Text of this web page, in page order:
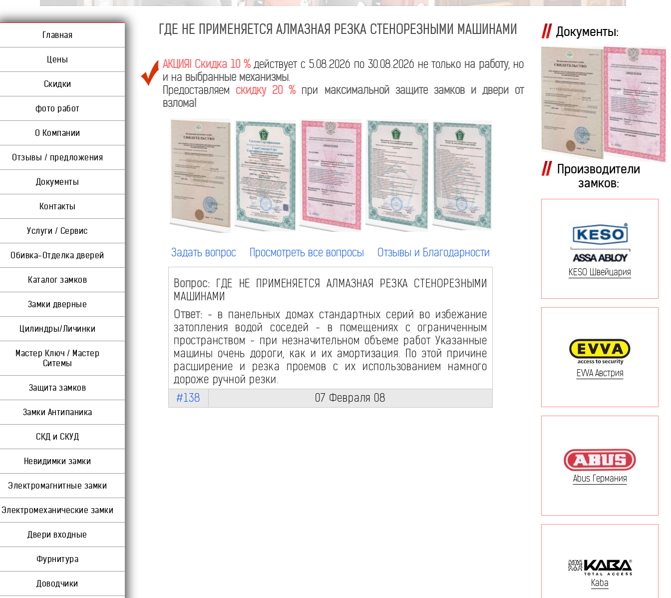
Главная
Цены
Скидки
фото работ
О Компании
Отзывы / предложения
Документы
Контакты
Услуги / Сервис
Обивка-Отделка дверей
Каталог замков
Замки дверные
Цилиндры/Личинки
Мастер Ключ / Мастер
Ситемы
Защита замков
Замки Антипаника
СКД и СКУД
Невидимки замки
Электромагнитные замки
Электромеханические замки
Двери входные
Фурнитура
Доводчики
ГДЕ НЕ ПРИМЕНЯЕТСЯ АЛМАЗНАЯ РЕЗКА СТЕНОРЕЗНЫМИ МАШИНАМИ
АКЦИЯ! Скидка 10 %действует с 5.08.2026 по 30.08.2026 не только на работу, но
и на выбранные механизмы.
Предоставляем скидку 20 % при максимальной защите замков и двери от
взлома!
Задать вопрос Просмотреть все вопросы Отзывы и Благодарности
Вопрос: ГДЕ НЕ ПРИМЕНЯЕТСЯ АЛМАЗНАЯ РЕЗКА СТЕНОРЕЗНЫМИ
МАШИНАМИ
Ответ: - в панельных домах стандартных серий во избежание
затопления водой соседей - в помещениях с ограниченным
пространством - при незначительном объеме работ Указанные
машины очень дороги, как и их амортизация. По этой причине
расширение и резка проемов с их использованием намного
дороже ручной резки.
#138
07 Февраля 08
Документы:
Производители
замков:
KESO Швейцария
EVVA Австрия
Abus Германия
Kaba